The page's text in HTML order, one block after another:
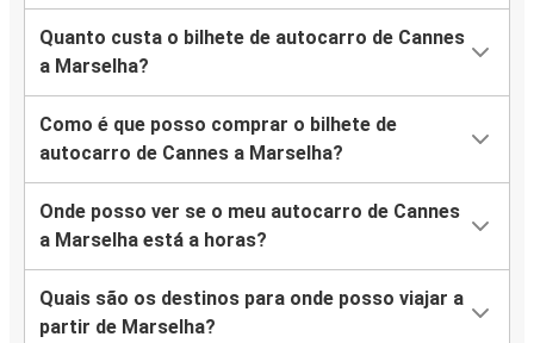
Quanto custa o bilhete de autocarro de Cannes
a Marselha?
Como é que posso comprar o bilhete de
autocarro de Cannes a Marselha?
Onde posso ver se o meu autocarro de Cannes
a Marselha está a horas?
Quais são os destinos para onde posso viajar a
partir de Marselha?